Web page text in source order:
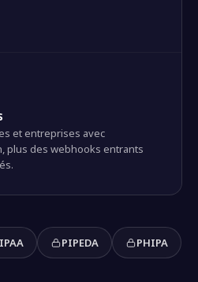
et entreprises avec
plus des webhooks entrants
PIPEDA PHIPA